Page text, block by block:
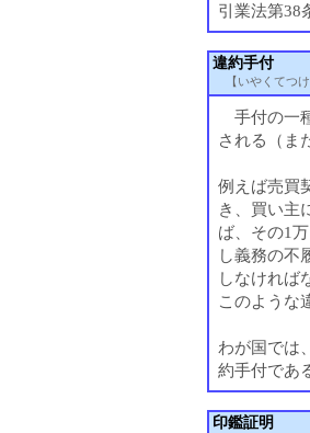
引業法第38
違約手付
【いやくてつ
手付の一
される（ま
例えば売買
き、買い主
ば、その1
し義務の不
しなければ
このような
わが国では
約手付であ
印鑑証明